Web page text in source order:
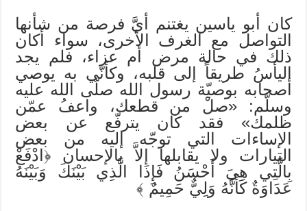
كان أبو ياسين يغتنم أيَّ فرصة من شأنها
التواصل مع الغرف الأخرى، سواء أكان
ذلك في حالة مرض أم عزاء، فلم يجد
اليأسُ طريقاً إلى قلبه، وكأنّي به يوصي
أصحابه بوصيّة رسول الله صلّى الله عليه
وسلّم: «صلْ من قطعك، واعفُ عمّن
ظلمك» فقد كان يترفّع عن بعض
الإساءات التي توجّه إليه من بعض
التيارات ولا يقابلها إلاَّ بالإحسان ﴿ادْفَعْ
بِالَّتِي هِيَ أَحْسَنُ فَإِذَا الَّذِي بَيْنَكَ وَبَيْنَهُ
عَدَاوَةٌ كَأَنَّهُ وَلِيٌّ حَمِيمٌ ﴾